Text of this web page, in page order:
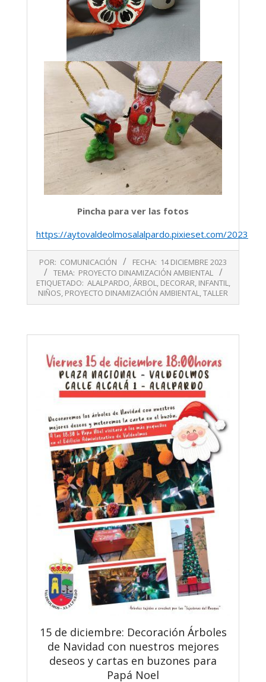
Pincha para ver las fotos
https://aytovaldeolmosalalpardo.pixieset.com/
12-
14
POR: COMUNICACIÓN FECHA: 14 DICIEMBRE 2023
TEMA: PROYECTO DINAMIZACIÓN AMBIENTAL
ETIQUETADO: ALALPARDO,ÁRBOL, DECORAR, INFANTIL,
NIÑOS, PROYECTO DINAMIZACIÓN AMBIENTAL,TALLER
15 de diciembre: Decoración Árboles
de Navidad con nuestros mejores
deseos y cartas en buzones para
Papá Noel